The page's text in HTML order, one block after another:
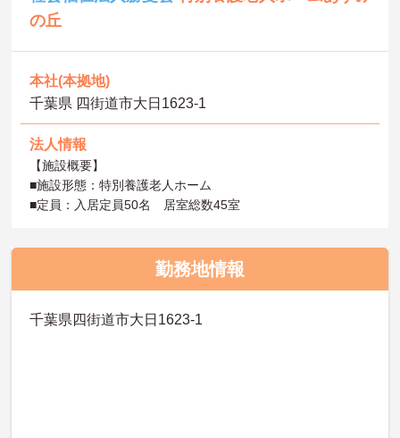
の丘
本社(本拠地)
千葉県 四街道市大日1623-1
法人情報
【施設概要】
■施設形態：特別養護老人ホーム
■定員：入居定員50名 居室総数45室
勤務地情報
千葉県四街道市大日1623-1